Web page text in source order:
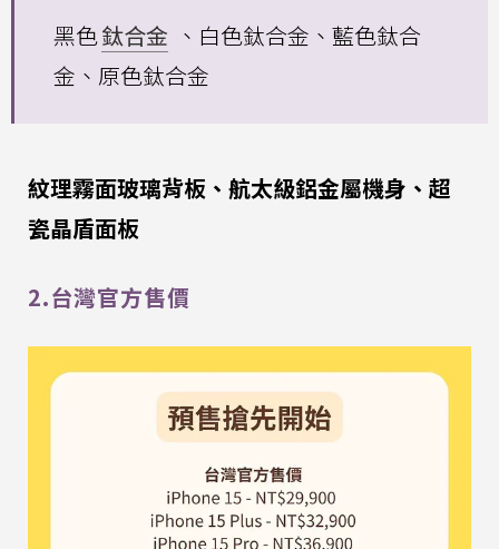
黑色鈦合金 、白色鈦合金、藍色鈦合
金、原色鈦合金
紋理霧面玻璃背板、航太級鋁金屬機身、超
瓷晶盾面板
2.台灣官方售價